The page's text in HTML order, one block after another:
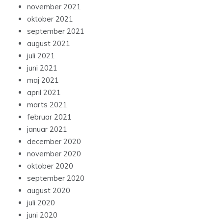
november 2021
oktober 2021
september 2021
august 2021
juli 2021
juni 2021
maj 2021
april 2021
marts 2021
februar 2021
januar 2021
december 2020
november 2020
oktober 2020
september 2020
august 2020
juli 2020
juni 2020